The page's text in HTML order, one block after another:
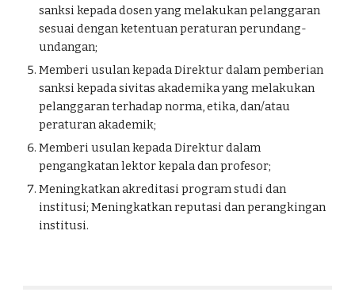
sanksi kepada dosen yang melakukan pelanggaran
sesuai dengan ketentuan peraturan perundang-
undangan;
Memberi usulan kepada Direktur dalam pemberian
sanksi kepada sivitas akademika yang melakukan
pelanggaran terhadap norma, etika, dan/atau
peraturan akademik;
Memberi usulan kepada Direktur dalam
pengangkatan lektor kepala dan profesor;
Meningkatkan akreditasi program studi dan
institusi; Meningkatkan reputasi dan perangkingan
institusi.